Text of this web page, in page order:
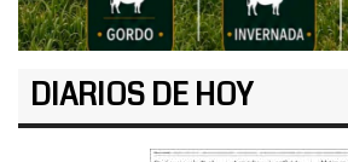
DIARIOS DE HOY